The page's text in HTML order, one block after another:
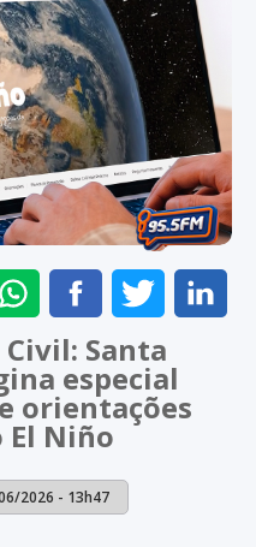
ENVIAR
NO
WHATSAPP
COMPARTILHAR
NO
FACEBOOK
NO
TWITTER
Santa
especial
orientações
El Niño
2026 - 13h47